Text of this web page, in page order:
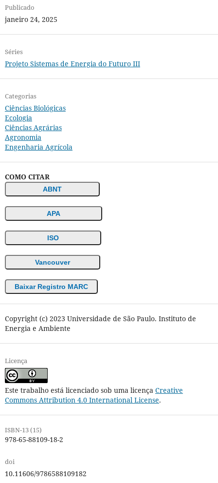
Publicado
janeiro 24, 2025
Séries
Projeto Sistemas de Energia do Futuro III
Categorias
Ciências Biológicas
Ecologia
Ciências Agrárias
Agronomia
Engenharia Agrícola
COMO CITAR
ABNT
APA
ISO
Vancouver
Baixar Registro MARC
Copyright (c) 2023 Universidade de São Paulo. Instituto de
Energia e Ambiente
Licença
Este trabalho está licenciado sob uma licença Creative
Commons Attribution 4.0 International License.
ISBN-13 (15)
978-65-88109-18-2
doi
10.11606/9786588109182